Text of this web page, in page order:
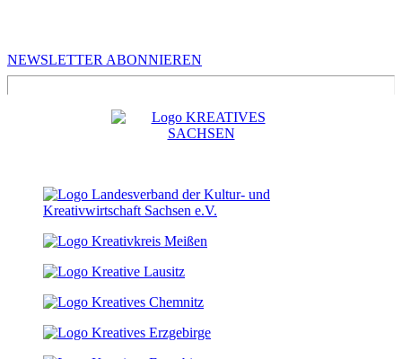
NEWSLETTER ABONNIEREN